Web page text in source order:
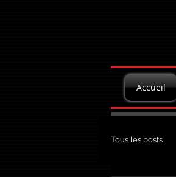
Accueil
Tous les posts